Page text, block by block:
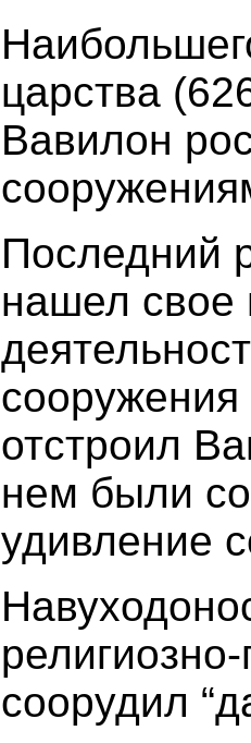
царства
Вавилон
Последний
нашел свое
отстроил
нем были
удивление
соорудил